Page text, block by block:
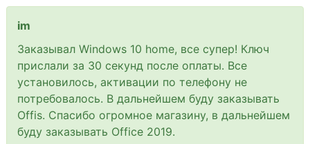
im
Заказывал Windows 10 home, все супер! Ключ
прислали за 30 секунд после оплаты. Все
установилось, активации по телефону не
потребовалось. В дальнейшем буду заказывать
Offis. Спасибо огромное магазину, в дальнейшем
буду заказывать Office 2019.